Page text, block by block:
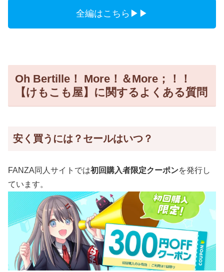
全編はこちら▶▶
Oh Bertille！ More！＆More；！！
【けもこも屋】に関するよくある質問
安く買うには？セールはいつ？
FANZA同人サイトでは初回購入者限定クーポンを発行し
ています。